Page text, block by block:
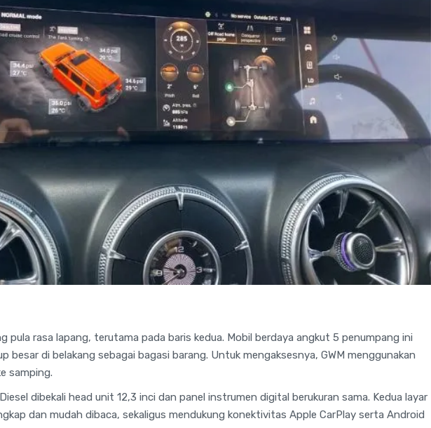
pula rasa lapang, terutama pada baris kedua. Mobil berdaya angkut 5 penumpang ini
besar di belakang sebagai bagasi barang. Untuk mengaksesnya, GWM menggunakan
samping.
dibekali head unit 12,3 inci dan panel instrumen digital berukuran sama. Kedua layar
dan mudah dibaca, sekaligus mendukung konektivitas Apple CarPlay serta Android